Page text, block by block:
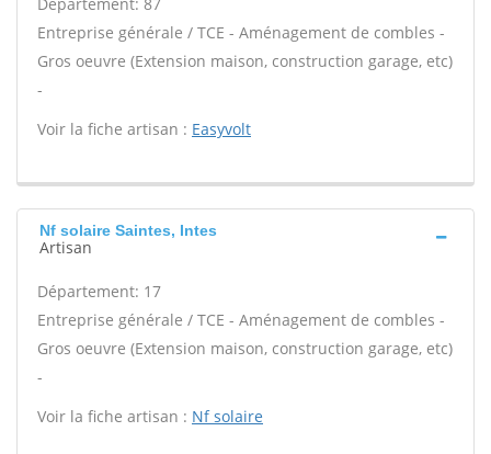
Entreprise générale / TCE - Aménagement de combles -
Gros oeuvre (Extension maison, construction garage, etc)
-
Voir la fiche artisan : Easyvolt
Nf solaire Saintes, Intes
Artisan
Département: 17
Entreprise générale / TCE - Aménagement de combles -
Gros oeuvre (Extension maison, construction garage, etc)
-
Voir la fiche artisan : Nf solaire